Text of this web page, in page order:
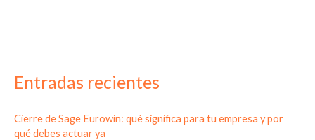
Entradas recientes
Cierre de Sage Eurowin: qué significa para tu empresa y por
qué debes actuar ya